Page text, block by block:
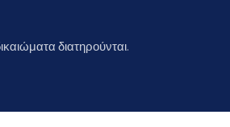
διατηρούνται.